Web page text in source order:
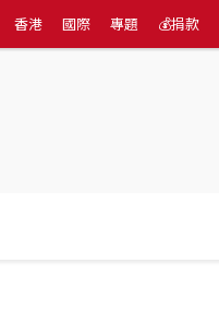
香港 國際 專題 💰捐款